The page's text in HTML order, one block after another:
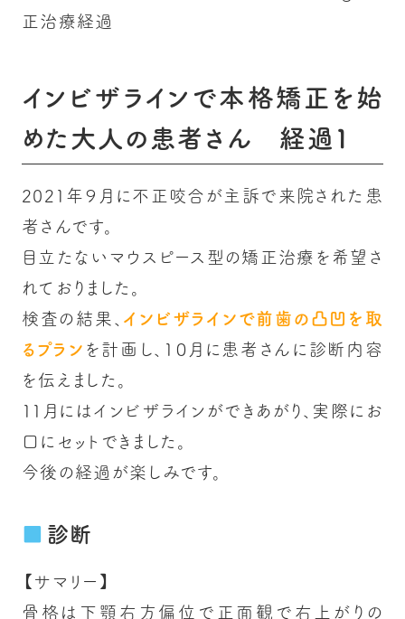
正治療経過
インビザラインで本格矯正を始
めた大人の患者さん 経過１
2021年９月に不正咬合が主訴で来院された患
者さんです。
目立たないマウスピース型の矯正治療を希望さ
れておりました。
検査の結果、 インビザラインで前歯の凸凹を取
るプラン を計画し、１０月に患者さんに診断内容
を伝えました。
１１月にはインビザラインができあがり、実際にお
口にセットできました。
今後の経過が楽しみです。
診断
【サマリー】
骨格は下顎右方偏位で正面観で右上がりの